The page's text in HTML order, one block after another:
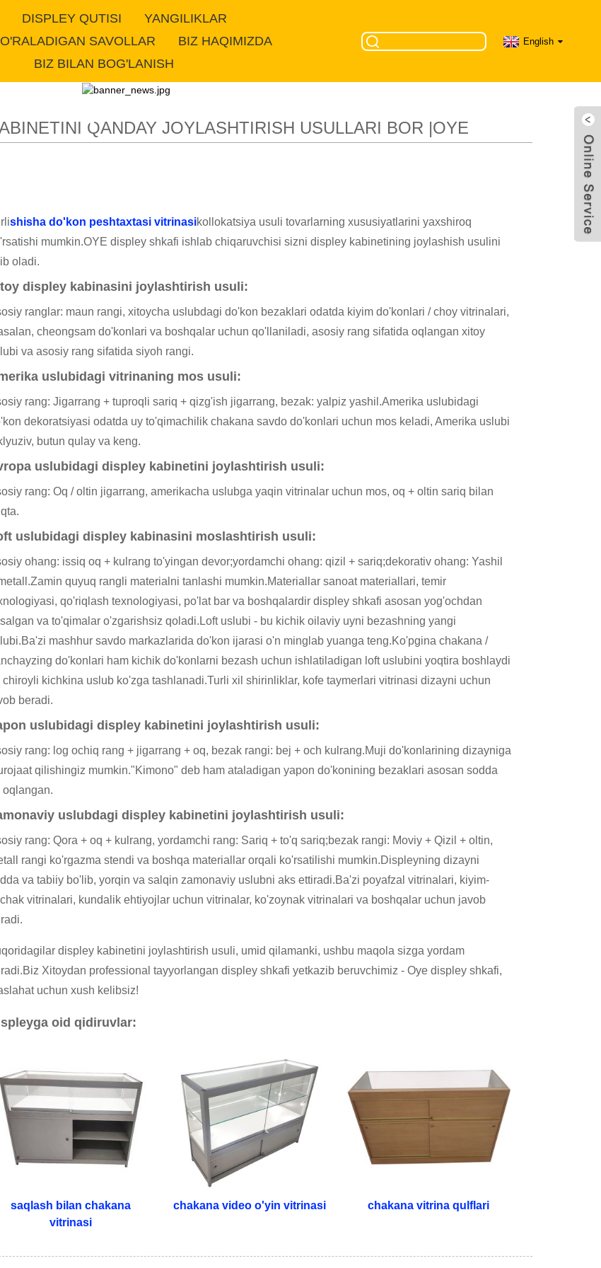
DISPLEY QUTISI
YANGILIKLAR
SAVOLLAR
BIZ HAQIMIZDA
BIZ BILAN BOG'LANISH
English
qanday joylashtirish usullari bor
QANDAY JOYLASHTIRISH USULLARI BOR |OYE
shisha do'kon peshtaxtasi vitrinasikollokatsiya usuli tovarlarning xususiyatlarini yaxshiroq
mumkin.OYE displey shkafi ishlab chiqaruvchisi sizni displey kabinetining joylashish usulini
oladi.
displey kabinasini joylashtirish usuli:
ranglar: maun rangi, xitoycha uslubdagi do'kon bezaklari odatda kiyim do'konlari / choy vitrinalari,
cheongsam do'konlari va boshqalar uchun qo'llaniladi, asosiy rang sifatida oqlangan xitoy
va asosiy rang sifatida siyoh rangi.
uslubidagi vitrinaning mos usuli:
rang: Jigarrang + tuproqli sariq + qizg'ish jigarrang, bezak: yalpiz yashil.Amerika uslubidagi
dekoratsiyasi odatda uy to'qimachilik chakana savdo do'konlari uchun mos keladi, Amerika uslubi
butun qulay va keng.
uslubidagi displey kabinetini joylashtirish usuli:
rang: Oq / oltin jigarrang, amerikacha uslubga yaqin vitrinalar uchun mos, oq + oltin sariq bilan
uslubidagi displey kabinasini moslashtirish usuli:
ohang: issiq oq + kulrang to'yingan devor;yordamchi ohang: qizil + sariq;dekorativ ohang: Yashil
quyuq rangli materialni tanlashi mumkin.Materiallar sanoat materiallari, temir
qo'riqlash texnologiyasi, po'lat bar va boshqalardir displey shkafi asosan yog'ochdan
va to'qimalar o'zgarishsiz qoladi.Loft uslubi - bu kichik oilaviy uyni bezashning yangi
mashhur savdo markazlarida do'kon ijarasi o'n minglab yuanga teng.Ko'pgina chakana /
do'konlari ham kichik do'konlarni bezash uchun ishlatiladigan loft uslubini yoqtira boshlaydi
chiroyli kichkina uslub ko'zga tashlanadi.Turli xil shirinliklar, kofe taymerlari vitrinasi dizayni uchun
beradi.
uslubidagi displey kabinetini joylashtirish usuli:
rang: log ochiq rang + jigarrang + oq, bezak rangi: bej + och kulrang.Muji do'konlarining dizayniga
qilishingiz mumkin."Kimono" deb ham ataladigan yapon do'konining bezaklari asosan sodda
oqlangan.
uslubdagi displey kabinetini joylashtirish usuli:
rang: Qora + oq + kulrang, yordamchi rang: Sariq + to'q sariq;bezak rangi: Moviy + Qizil + oltin,
rangi ko'rgazma stendi va boshqa materiallar orqali ko'rsatilishi mumkin.Displeyning dizayni
va tabiiy bo'lib, yorqin va salqin zamonaviy uslubni aks ettiradi.Ba'zi poyafzal vitrinalari, kiyim-
vitrinalari, kundalik ehtiyojlar uchun vitrinalar, ko'zoynak vitrinalari va boshqalar uchun javob
displey kabinetini joylashtirish usuli, umid qilamanki, ushbu maqola sizga yordam
Xitoydan professional tayyorlangan displey shkafi yetkazib beruvchimiz - Oye displey shkafi,
uchun xush kelibsiz!
oid qidiruvlar:
saqlash bilan chakana
vitrinasi
chakana video o'yin vitrinasi chakana vitrina qulflari